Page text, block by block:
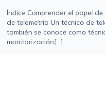
Índice Comprender el papel
de telemetría Un técnico de
también se conoce como
monitorización[...]